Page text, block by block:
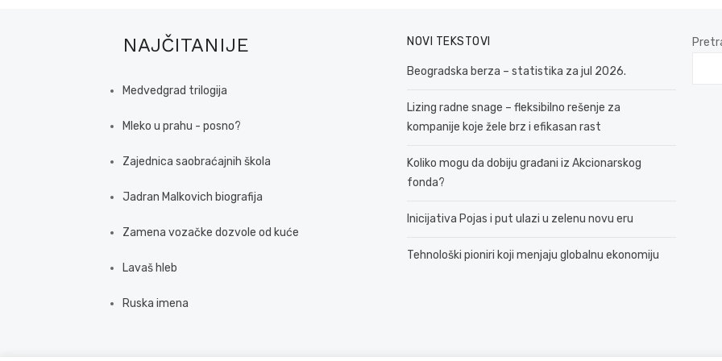
NAJČITANIJE
Medvedgrad trilogija
Mleko u prahu - posno?
Zajednica saobraćajnih škola
Jadran Malkovich biografija
Zamena vozačke dozvole od kuće
Lavaš hleb
Ruska imena
NOVI TEKSTOVI
Beogradska berza – statistika za jul 2026.
Lizing radne snage – fleksibilno rešenje za
kompanije koje žele brz i efikasan rast
Koliko mogu da dobiju građani iz Akcionarskog
fonda?
Inicijativa Pojas i put ulazi u zelenu novu eru
Tehnološki pioniri koji menjaju globalnu ekonomiju